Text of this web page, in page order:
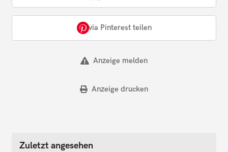
via Pinterest teilen
Anzeige melden
Anzeige drucken
Zuletzt angesehen